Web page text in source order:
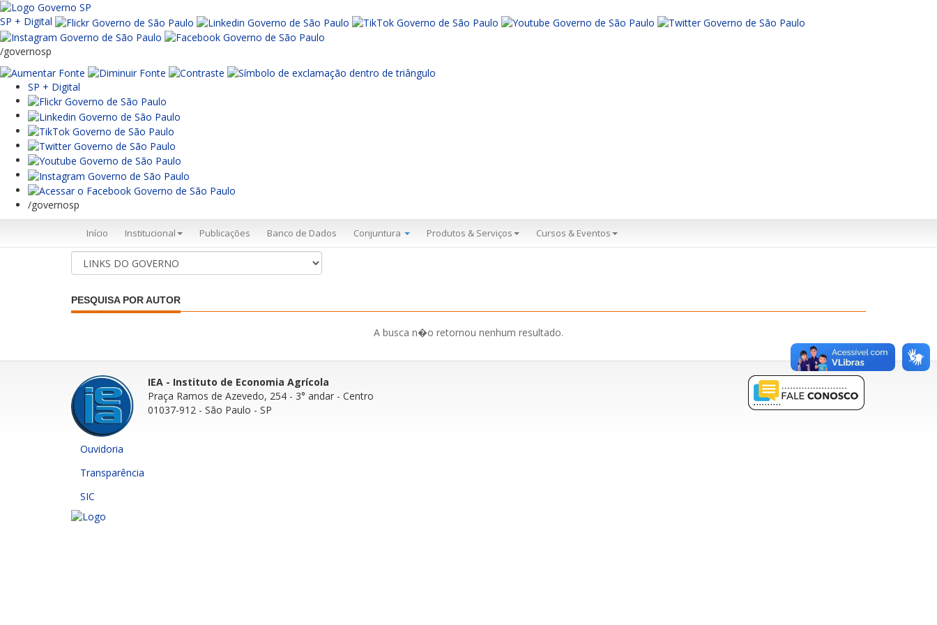
SP + Digital
/governosp
SP + Digital
/governosp
Início Institucional Publicações Banco de Dados Conjuntura Produtos & Serviços Cursos & Eventos
PESQUISA POR AUTOR
A busca n�o retornou nenhum resultado.
IEA - Instituto de Economia Agrícola
Praça Ramos de Azevedo, 254 - 3° andar - Centro
01037-912 - São Paulo - SP
Ouvidoria
Transparência
SIC